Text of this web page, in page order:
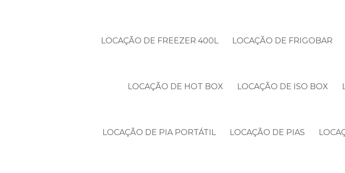
LOCAÇÃO DE FREEZER 400L LOCAÇÃO DE FRIGOBAR
LOCAÇÃO DE HOT BOX LOCAÇÃO DE ISO BOX
LOCAÇÃO DE PIA PORTÁTIL LOCAÇÃO DE PIAS